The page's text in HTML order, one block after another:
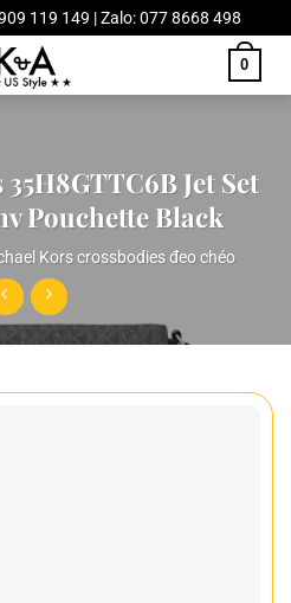
119 149 | Zalo: 077 8668 498
0
Jet Set
Pouchette Black
Kors crossbodies đeo chéo